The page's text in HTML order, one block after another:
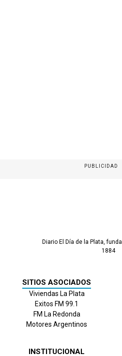
PUBLICIDAD
Diario El Día de la Plata,
1884
SITIOS ASOCIADOS
Viviendas La Plata
Exitos FM 99.1
FM La Redonda
Motores Argentinos
INSTITUCIONAL